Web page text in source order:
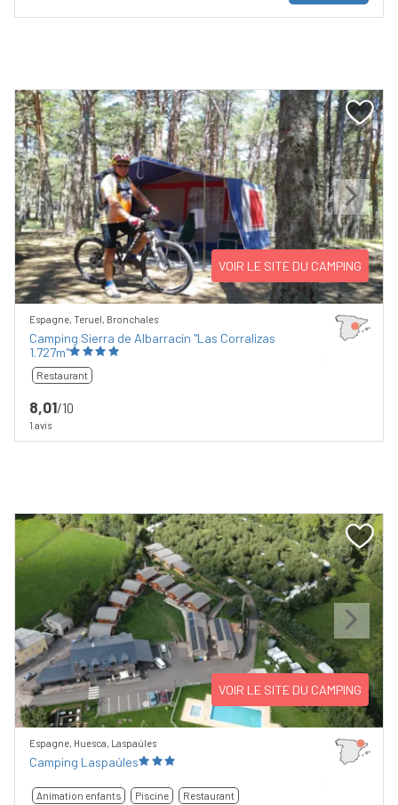
Previous Next
VOIR LE SITE DU CAMPING
Espagne, Teruel, Bronchales
Camping Sierra de Albarracín "Las Corralizas
1.727m"
Restaurant
8,01/10
1 avis
Previous Next
VOIR LE SITE DU CAMPING
Espagne, Huesca, Laspaúles
Camping Laspaúles
Animation enfants Piscine Restaurant